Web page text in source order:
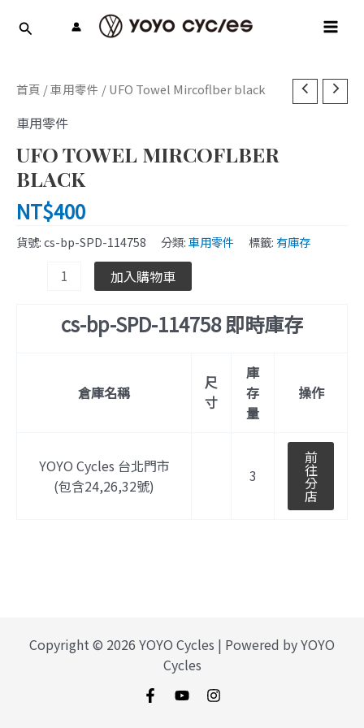
首頁 /車用零件 / UFO Towel Mircoflber black
車用零件
UFO TOWEL MIRCOFLBER
BLACK
NT$400
貨號:cs-bp-SPD-114758 分類:車用零件 標籤: 有庫存
UFO
Mircoflber
black
數
量
加入購物車
cs-bp-SPD-114758 即時庫存
倉庫名稱
尺
寸
庫
存
量
操作
YOYO Cycles 台北門市
(包含24,26,32號)
3
前
往
分
店
Copyright © 2026 YOYO Cycles | Powered by YOYO
Cycles